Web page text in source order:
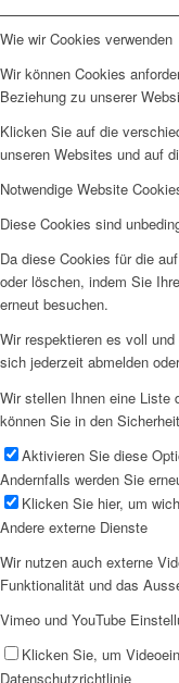
Wie wir Cookies verwenden
Wir können Cookies
Beziehung zu unserer
Klicken Sie auf die
unseren Websites und auf
Notwendige Website
Diese Cookies sind
Da diese Cookies für die
oder löschen, indem Sie
erneut besuchen.
Wir respektieren es voll
sich jederzeit abmelden
Wir stellen Ihnen eine Liste
können Sie in den
Aktivieren Sie diese
Andernfalls werden Sie
Klicken Sie hier, um
Andere externe Dienste
Wir nutzen auch externe
Funktionalität und das
Vimeo und YouTube
Klicken Sie, um
Datenschutzrichtlinie